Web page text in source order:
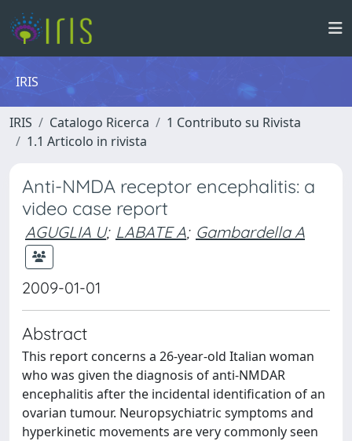
IRIS
IRIS Catalogo Ricerca
1 Contributo su Rivista
1.1 Articolo in rivista
Anti-NMDA receptor encephalitis: a
video case report
AGUGLIA U; LABATE A; Gambardella A
2009-01-01
Abstract
This report concerns a 26-year-old Italian woman
who was given the diagnosis of anti-NMDAR
encephalitis after the incidental identification of an
ovarian tumour. Neuropsychiatric symptoms and
hyperkinetic movements are very commonly seen